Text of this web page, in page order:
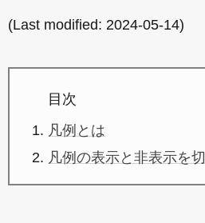
(Last modified: 2024-05-14)
目次
凡例とは
凡例の表示と非表示を